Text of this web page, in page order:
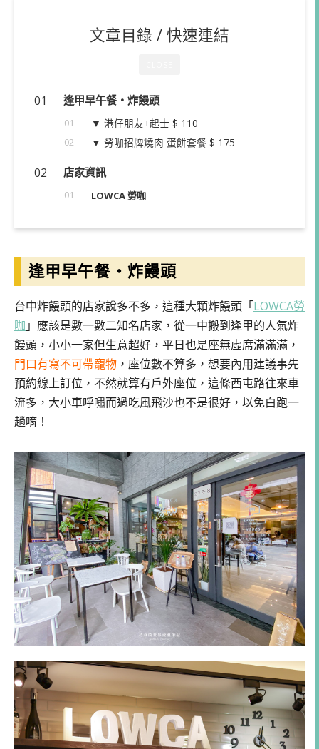
文章目錄 / 快速連結
逢甲早午餐・炸饅頭
▼ 港仔朋友+起士 $ 110
▼ 勞咖招牌燒肉 蛋餅套餐 $ 175
店家資訊
LOWCA 勞咖
逢甲早午餐 ・ 炸饅頭
台中炸饅頭的店家說多不多，這種大顆炸饅頭「LOWCA勞
咖 」應該是數一數二知名店家，從一中搬到逢甲的人氣炸
饅頭，小小一家但生意超好，平日也是座無虛席滿滿滿，
門口有寫不可帶寵物 ，座位數不算多，想要內用建議事先
預約線上訂位，不然就算有戶外座位，這條西屯路往來車
流多，大小車呼嘯而過吃風飛沙也不是很好，以免白跑一
趟唷！